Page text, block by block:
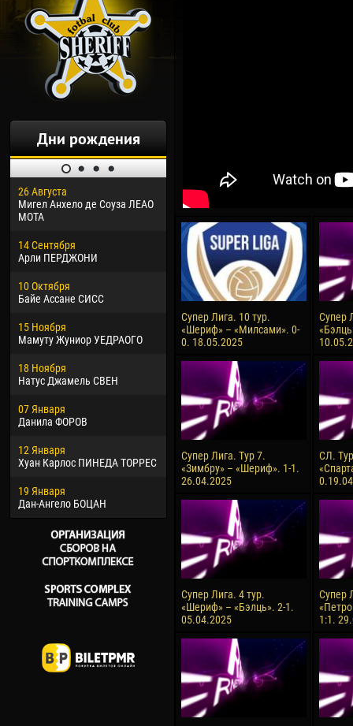
Дни рождения
26 Августа
Мигел Анхело де Соуза ЛЕАО
МОТА
14 Сентября
Арли ПЕРДЖОНИ
10 Октября
Байе Ассане СИСС
15 Ноября
Мамуту Жуниор УЕДРАОГО
18 Ноября
Натус Джамель СВЕН
07 Января
Данила ФОРОВ
12 Января
Хуан Карлос ПИНЕДА ТОРРЕС
19 Января
Дан-Ангело БОЦАН
30 Января
Дорасо Морео КЛАС
24 Февраля
Владислав КОСТИН
02 Марта
Вячеслав КОЗМА
09 Марта
Эммануэль АФЕТСЕ
Хайдер Морено АСПРИЛЬЯ
22 Марта
Самба КОНЕ
26 Марта
Витор Уго Морайс де
ОЛИВЕЙРА
Раи ЛОПЕС ДЕ ОЛИВЕЙРА
04
13
24
15
28
10
15
Супер Лига. 10 тур.
«Шериф» – «Милсами». 0-
0. 18.05.2025
Супер
Супер Лига. Тур 7.
«Зимбру» – «Шериф». 1-1.
26.04.2025
СЛ.
Супер Лига. 4 тур.
«Шериф» – «Бэлць». 2-1.
05.04.2025
Супер
1:1.